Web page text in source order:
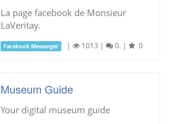
La page facebook de Monsieur
LaVeritay.
Facebook Messenger | 1013 | 0. | 0
Museum Guide
Your digital museum guide